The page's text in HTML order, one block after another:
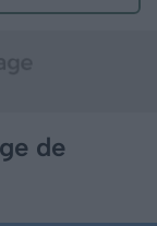
de